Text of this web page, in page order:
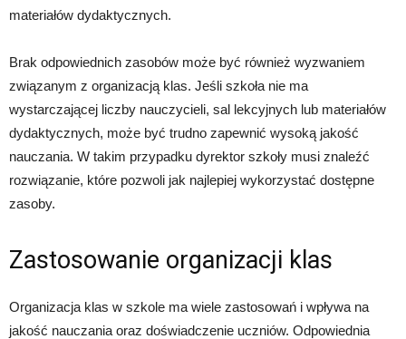
materiałów dydaktycznych.
Brak odpowiednich zasobów może być również wyzwaniem
związanym z organizacją klas. Jeśli szkoła nie ma
wystarczającej liczby nauczycieli, sal lekcyjnych lub materiałów
dydaktycznych, może być trudno zapewnić wysoką jakość
nauczania. W takim przypadku dyrektor szkoły musi znaleźć
rozwiązanie, które pozwoli jak najlepiej wykorzystać dostępne
zasoby.
Zastosowanie organizacji klas
Organizacja klas w szkole ma wiele zastosowań i wpływa na
jakość nauczania oraz doświadczenie uczniów. Odpowiednia